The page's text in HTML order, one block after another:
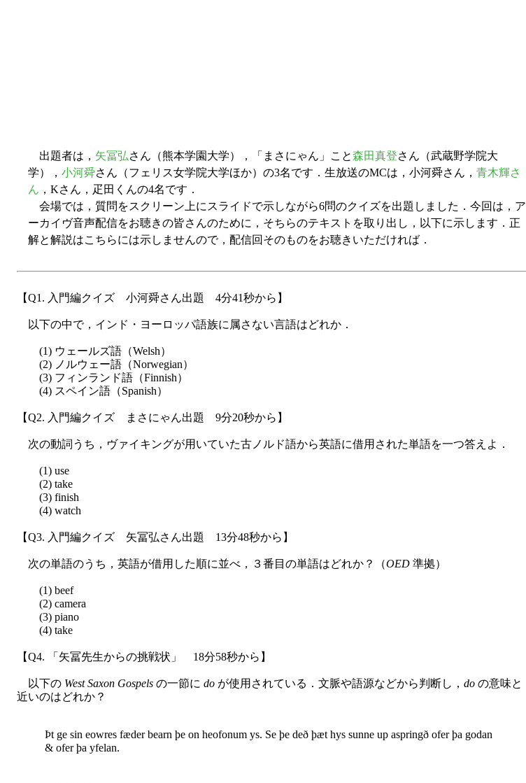
出題者は， 矢冨弘さん（熊本学園大学），「まさにゃん」こと森田真登さん（武蔵野学院大
学）， 小河舜さん（フェリス女学院大学ほか）の3名です．生放送のMCは，小河舜さん， 青木輝さ
ん ，Kさん，疋田くんの4名です．
会場では，質問をスクリーン上にスライドで示しながら6問のクイズを出題しました．今回は，ア
ーカイヴ音声配信をお聴きの皆さんのために，そちらのテキストを取り出し，以下に示します．正
解と解説はこちらには示しませんので，配信回そのものをお聴きいただければ．
【Q1. 入門編クイズ 小河舜さん出題 4分41秒から】
以下の中で，インド・ヨーロッパ語族に属さない言語はどれか．
(1) ウェールズ語（Welsh）
(2) ノルウェー語（Norwegian）
(3) フィンランド語（Finnish）
(4) スペイン語（Spanish）
【Q2. 入門編クイズ まさにゃん出題 9分20秒から】
次の動詞うち，ヴァイキングが用いていた古ノルド語から英語に借用された単語を一つ答えよ．
(1) use
(2) take
(3) finish
(4) watch
【Q3. 入門編クイズ 矢冨弘さん出題 13分48秒から】
次の単語のうち，英語が借用した順に並べ，３番目の単語はどれか？（OED 準拠）
(1) beef
(2) camera
(3) piano
(4) take
【Q4. 「矢冨先生からの挑戦状」 18分58秒から】
以下の West Saxon Gospels の一節に do が使用されている．文脈や語源などから判断し， do の意味と
近いのはどれか？
Þt ge sin eowres fæder bearn þe on heofonum ys. Se þe deð þæt hys sunne up aspringð ofer þa godan
& ofer þa yfelan.